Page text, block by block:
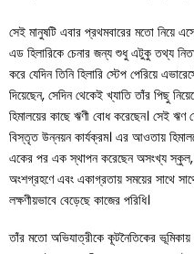
সেই মানুষটি এবার প্রথমবারের মতো নিয়ে
এড হিলারিকে চেনার জন্য শুধু এটুকু তথ্য
করে যেদিন তিনি হিলারি স্টেপ পেরিয়ে
দিয়েছেন, সেদিন থেকেই খ্যাতি তাঁর পিছু
হিমালয়ের কাছে ঋণী বোধ করেছেন। সেই ঋণ
বিস্তৃত উন্নয়ন কার্যক্রম। এর আওতায়
একের পর এক স্থাপন করেছেন অসংখ্য স্কুল,
অংশগ্রহণে এবং একাগ্রতায় সময়ের সাথে
লক্ষণীয়ভাবে বেড়েছে কাজের পরিধি।
তাঁর মতো অভিযাত্রীকে কূটনৈতিকের